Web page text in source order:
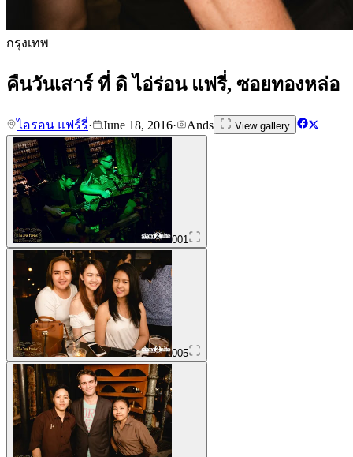
กรุงเทพ
คืนวันเสาร์ ที่ ดิ ไอ่ร่อน แฟรี่, ซอยทองหล่อ
ไอรอน แฟร์รี่· June 18, 2016· Ands View gallery
001
005